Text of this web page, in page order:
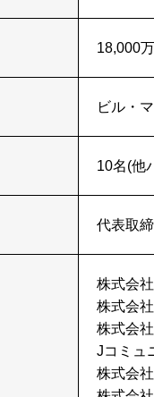
18,000
ビル・
10名(他
代表取
株式会
株式会
株式会
Jコミュ
株式会